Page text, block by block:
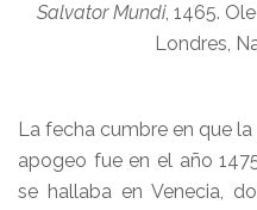
Salvator Mundi, 1465.
Londres,
La fecha cumbre en que
apogeo fue en el año
se hallaba en Venecia,